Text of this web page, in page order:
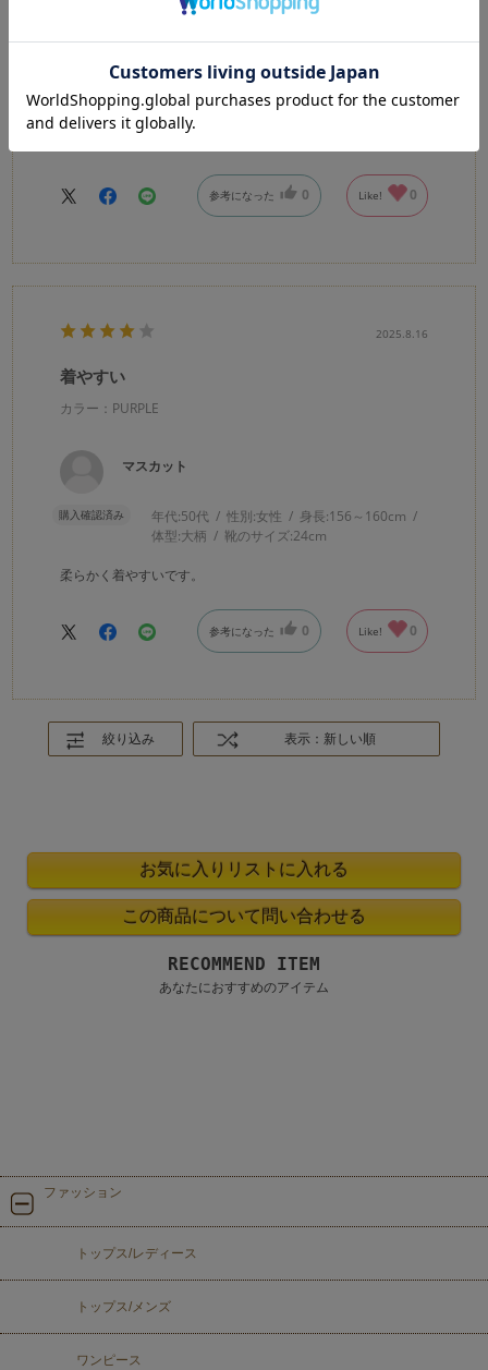
どぅし
購入確認済み
参考になった 0 Like! 0
2025.8.16
着やすい
カラー：PURPLE
マスカット
購入確認済み 年代:50代 性別:女性 身長:156～160cm
体型:大柄 靴のサイズ:24cm
柔らかく着やすいです。
参考になった 0 Like! 0
絞り込み 表示：新しい順
RECOMMEND ITEM
あなたにおすすめのアイテム
ファッション
トップス/レディース
トップス/メンズ
ワンピース